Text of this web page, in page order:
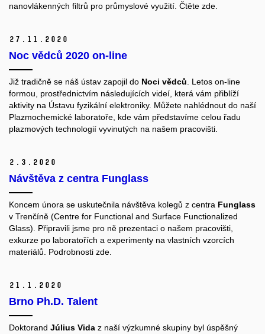
nanovlákenných filtrů pro průmyslové využití. Čtěte zde.
27. 11. 2020
Noc vědců 2020 on-line
Již tradičně se náš ústav zapojil do Noci vědců. Letos on-line
formou, prostřednictvím následujících videí, která vám přiblíží
aktivity na Ústavu fyzikální elektroniky. Můžete nahlédnout do naší
Plazmochemické laboratoře, kde vám představíme celou řadu
plazmových technologií vyvinutých na našem pracovišti.
2. 3. 2020
Návštěva z centra Funglass
Koncem února se uskutečnila návštěva kolegů z centra Funglass
v Trenčíně (Centre for Functional and Surface Functionalized
Glass). Připravili jsme pro ně prezentaci o našem pracovišti,
exkurze po laboratořích a experimenty na vlastních vzorcích
materiálů. Podrobnosti zde.
21. 1. 2020
Brno Ph.D. Talent
Doktorand Július Vida z naší výzkumné skupiny byl úspěšný